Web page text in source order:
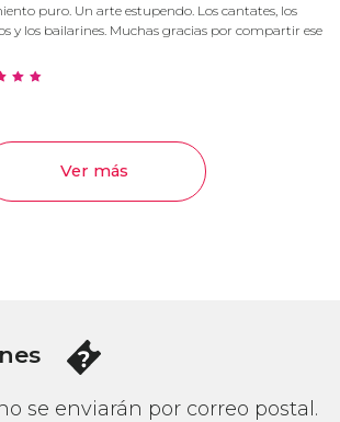
puro. Un arte estupendo. Los cantates, los
y los bailarines. Muchas gracias por compartir ese
Ver más
se enviarán por correo postal.